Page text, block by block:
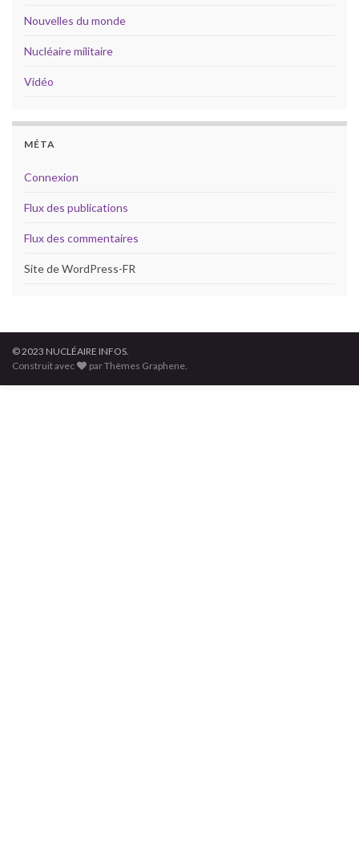
Nouvelles du monde
Nucléaire militaire
Vidéo
MÉTA
Connexion
Flux des publications
Flux des commentaires
Site de WordPress-FR
© 2023 NUCLÉAIRE INFOS.
Construit avec
par Thèmes Graphene.